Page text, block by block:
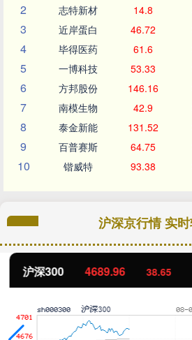
2 志特新材 14.8
3 近岸蛋白 46.72
4 毕得医药 61.6
5 一博科技 53.33
6 方邦股份 146.16
7 南模生物 42.9
8 泰金新能 131.52
9 百普赛斯 64.75
10 锴威特 93.38
沪深京行情 实
北证50 1129.72